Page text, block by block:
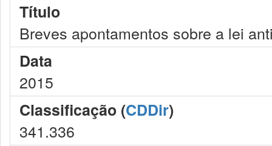
Título
Breves apontamentos sobre a lei
Data
2015
Classificação (CDDir)
341.336